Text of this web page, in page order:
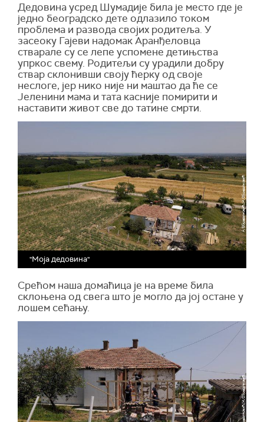
Дедовина усред Шумадије била је место где је
једно београдско дете одлазило током
проблема и развода својих родитеља. У
засеоку Гајеви надомак Аранђеловца
стварале су се лепе успомене детињства
упркос свему. Родитељи су урадили добру
ствар склонивши своју ћерку од своје
неслоге, јер нико није ни маштао да ће се
Јеленини мама и тата касније помирити и
наставити живот све до татине смрти.
"Моја дедовина"
Срећом наша домаћица је на време била
склоњена од свега што је могло да јој остане у
лошем сећању.